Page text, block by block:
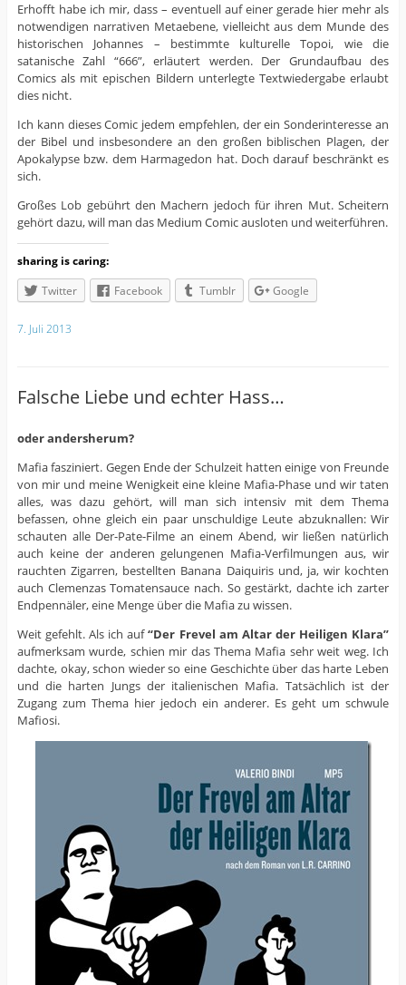
Erhofft habe ich mir, dass – eventuell auf einer gerade hier mehr als
notwendigen narrativen Metaebene, vielleicht aus dem Munde des
historischen Johannes – bestimmte kulturelle Topoi, wie die
satanische Zahl “666”, erläutert werden. Der Grundaufbau des
Comics als mit epischen Bildern unterlegte Textwiedergabe erlaubt
dies nicht.
Ich kann dieses Comic jedem empfehlen, der ein Sonderinteresse an
der Bibel und insbesondere an den großen biblischen Plagen, der
Apokalypse bzw. dem Harmagedon hat. Doch darauf beschränkt es
sich.
Großes Lob gebührt den Machern jedoch für ihren Mut. Scheitern
gehört dazu, will man das Medium Comic ausloten und weiterführen.
sharing is caring:
Twitter
Facebook Tumblr Google
7. Juli 2013
Falsche Liebe und echter Hass…
oder andersherum?
Mafia fasziniert. Gegen Ende der Schulzeit hatten einige von Freunde
von mir und meine Wenigkeit eine kleine Mafia-Phase und wir taten
alles, was dazu gehört, will man sich intensiv mit dem Thema
befassen, ohne gleich ein paar unschuldige Leute abzuknallen: Wir
schauten alle Der-Pate-Filme an einem Abend, wir ließen natürlich
auch keine der anderen gelungenen Mafia-Verfilmungen aus, wir
rauchten Zigarren, bestellten Banana Daiquiris und, ja, wir kochten
auch Clemenzas Tomatensauce nach. So gestärkt, dachte ich zarter
Endpennäler, eine Menge über die Mafia zu wissen.
Weit gefehlt. Als ich auf“Der Frevel am Altar der Heiligen Klara”
aufmerksam wurde, schien mir das Thema Mafia sehr weit weg. Ich
dachte, okay, schon wieder so eine Geschichte über das harte Leben
und die harten Jungs der italienischen Mafia. Tatsächlich ist der
Zugang zum Thema hier jedoch ein anderer. Es geht um schwule
Mafiosi.